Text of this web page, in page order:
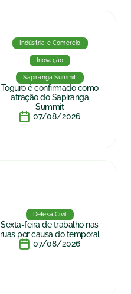
Indústria e Comércio
Inovação
Sapiranga Summit
Toguro é confirmado como
atração do Sapiranga
Summit
07/08/2026
Defesa Civil
Sexta-feira de trabalho nas
ruas por causa do temporal
07/08/2026